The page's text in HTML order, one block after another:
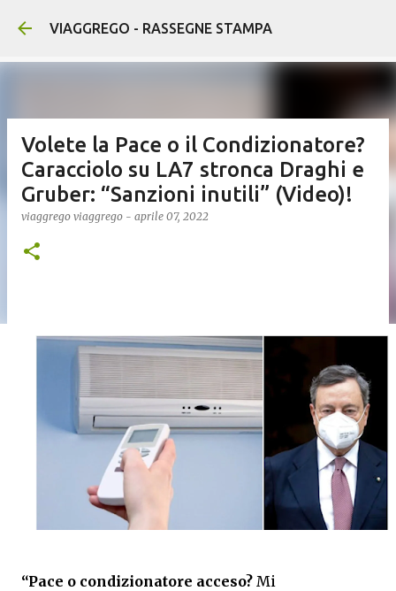
Passa ai contenuti
VIAGGREGO - RASSEGNE STAMPA
Volete la Pace o il Condizionatore?
Caracciolo su LA7 stronca Draghi e
Gruber: “Sanzioni inutili” (Video)!
viaggrego viaggrego - aprile 07, 2022
“Pace o condizionatore acceso? Mi